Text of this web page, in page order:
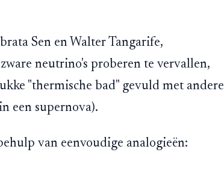
Sen en Walter Tangarife,
neutrino's proberen te vervallen,
"thermische bad" gevuld met andere
een supernova).
van eenvoudige analogieën: